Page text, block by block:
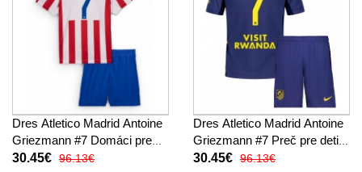
Dres Atletico Madrid Antoine
Griezmann #7 Domáci pre
deti 2025-26 Krátky Rukáv (+
30.45€ 96.13€
Dres Atletico Madrid Antoine
Griezmann #7 Preč pre deti
2025-26 Krátky Rukáv (+
30.45€ 96.13€